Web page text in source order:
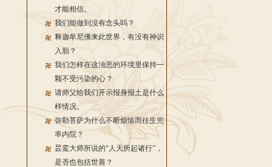
才能相信。
我们能做到没有念头吗？
释迦牟尼佛来此世界，有没有神识
入胎？
我们怎样在这浊恶的环境里保持一
颗不受污染的心？
请师父给我们开示报身报土是什么
样情况。
弥勒菩萨为什么不断烦恼而往生兜
率内院？
昙鸾大师所说的“人天所起诸行”，
是否也包括世善？